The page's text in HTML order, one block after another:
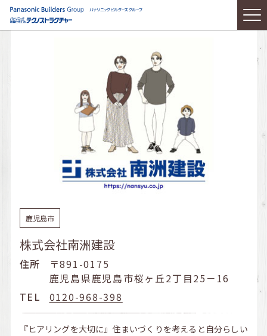
鹿児島市
株式会社南洲建設
住所
〒891-0175
鹿児島県鹿児島市桜ヶ丘2丁目25－16
TEL
0120-968-398
『ヒアリングを大切に』住まいづくりを考えると自分らしい